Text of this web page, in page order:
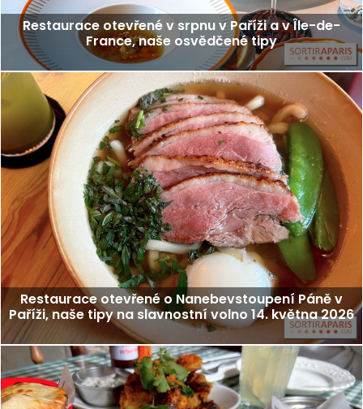
Restaurace otevřené v srpnu v Paříži a v Île-de-
France, naše osvědčené tipy
Restaurace otevřené o Nanebevstoupení Páně v
Paříži, naše tipy na slavnostní volno 14. května 2026